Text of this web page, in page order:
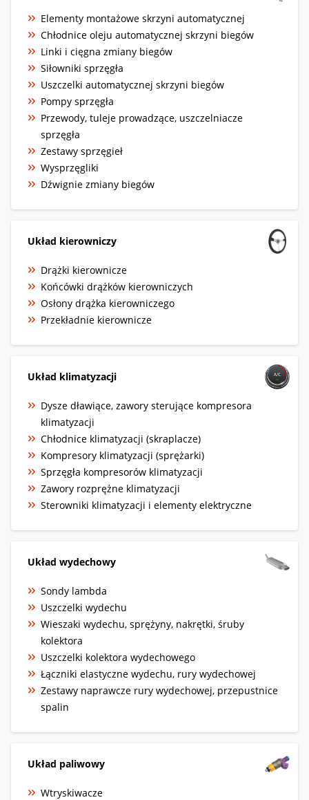
Elementy montażowe skrzyni automatycznej
Chłodnice oleju automatycznej skrzyni biegów
Linki i cięgna zmiany biegów
Siłowniki sprzęgła
Uszczelki automatycznej skrzyni biegów
Pompy sprzęgła
Przewody, tuleje prowadzące, uszczelniacze
sprzęgła
Zestawy sprzęgieł
Wysprzęgliki
Dźwignie zmiany biegów
Układ kierowniczy
Drążki kierownicze
Końcówki drążków kierowniczych
Osłony drążka kierowniczego
Przekładnie kierownicze
Układ klimatyzacji
Dysze dławiące, zawory sterujące kompresora
klimatyzacji
Chłodnice klimatyzacji (skraplacze)
Kompresory klimatyzacji (sprężarki)
Sprzęgła kompresorów klimatyzacji
Zawory rozprężne klimatyzacji
Sterowniki klimatyzacji i elementy elektryczne
Układ wydechowy
Sondy lambda
Uszczelki wydechu
Wieszaki wydechu, sprężyny, nakrętki, śruby
kolektora
Uszczelki kolektora wydechowego
Łączniki elastyczne wydechu, rury wydechowej
Zestawy naprawcze rury wydechowej, przepustnice
spalin
Układ paliwowy
Wtryskiwacze